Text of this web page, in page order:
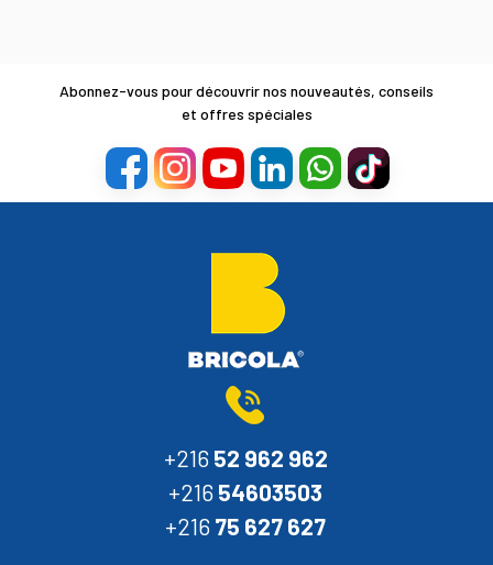
Abonnez-vous pour découvrir nos nouveautés, conseils
et offres spéciales
+216 52 962 962
+216 54603503
+216 75 627 627